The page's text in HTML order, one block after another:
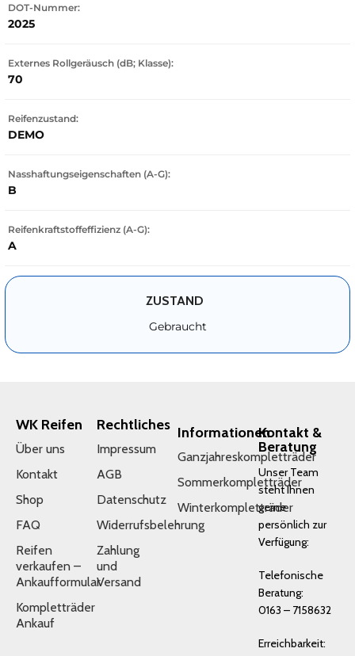
DOT-Nummer:
2025
Externes Rollgeräusch (dB; Klasse):
70
Reifenzustand:
DEMO
Nasshaftungseigenschaften (A-G):
B
Reifenkraftstoffeffizienz (A-G):
A
ZUSTAND
Gebraucht
WK Reifen
Über uns
Kontakt
Shop
FAQ
Reifen
verkaufen –
Ankaufformular
Kompletträder
Ankauf
Rechtliches
Impressum
AGB
Datenschutz
Widerrufsbelehrung
Zahlung
und
Versand
Informationen
Ganzjahreskompletträder
Sommerkompletträder
Winterkompletträder
Kontakt &
Beratung
Unser Team
steht Ihnen
gerne
persönlich zur
Verfügung:
Telefonische
Beratung:
0163 – 7158632
Erreichbarkeit: